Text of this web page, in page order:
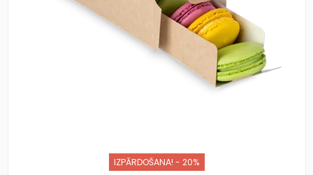
IZPĀRDOŠANA! - 20%